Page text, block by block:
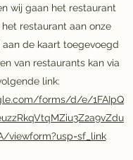
wij gaan het restaurant
restaurant aan onze
aan de kaart toegevoegd
van restaurants kan via
link:
forms/d/e/1FAIpQ
viewform?usp=sf_link